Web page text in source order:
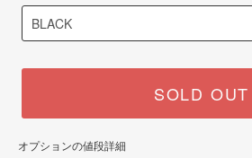
SOLD OUT
オプションの値段詳細